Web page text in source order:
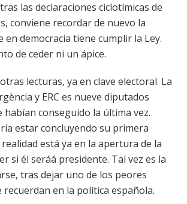
las declaraciones ciclotímicas de
conviene recordar de nuevo la
en democracia tiene cumplir la Ley.
de ceder ni un ápice.
lecturas, ya en clave electoral. La
y ERC es nueve diputados
conseguido la última vez.
estar concluyendo su primera
está ya en la apertura de la
si él seráá presidente. Tal vez es la
tras dejar uno de los peores
recuerdan en la política española.